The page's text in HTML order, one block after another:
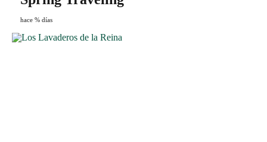
hace % días